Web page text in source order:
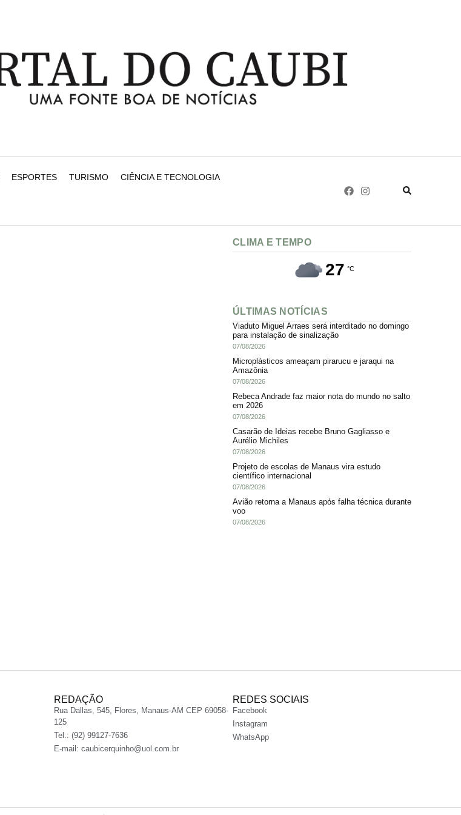
ESPORTES TURISMO CIÊNCIA E TECNOLOGIA
CLIMA E TEMPO
27 °C
ÚLTIMAS NOTÍCIAS
Viaduto Miguel Arraes será interditado no domingo
para instalação de sinalização
07/08/2026
Microplásticos ameaçam pirarucu e jaraqui na
Amazônia
07/08/2026
Rebeca Andrade faz maior nota do mundo no salto
em 2026
07/08/2026
Casarão de Ideias recebe Bruno Gagliasso e
Aurélio Michiles
07/08/2026
Projeto de escolas de Manaus vira estudo
científico internacional
07/08/2026
Avião retorna a Manaus após falha técnica durante
voo
07/08/2026
REDAÇÃO
Rua Dallas, 545, Flores, Manaus-AM CEP 69058-
125
Tel.: (92) 99127-7636
E-mail: caubicerquinho@uol.com.br
REDES SOCIAIS
Facebook
Instagram
WhatsApp